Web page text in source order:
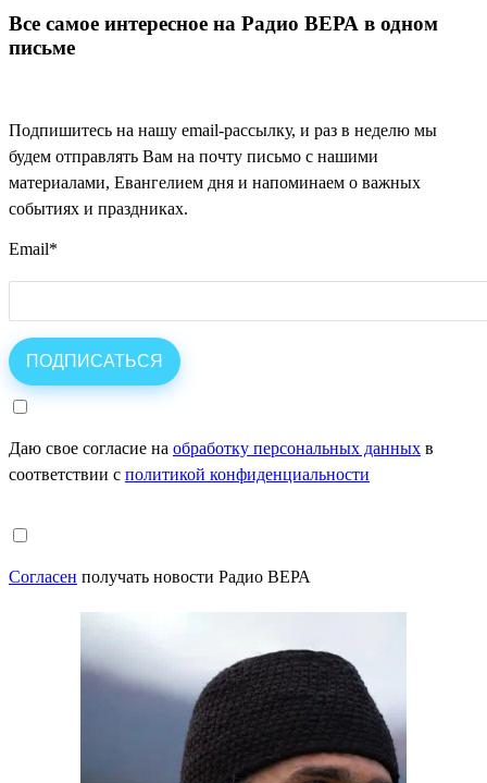
Все самое интересное на Радио ВЕРА в одном
письме
Подпишитесь на нашу email-рассылку, и раз в неделю мы
будем отправлять Вам на почту письмо с нашими
материалами, Евангелием дня и напоминаем о важных
событиях и праздниках.
Email*
Даю свое согласие на обработку персональных данных в
соответствии с политикой конфиденциальности
Согласен получать новости Радио ВЕРА